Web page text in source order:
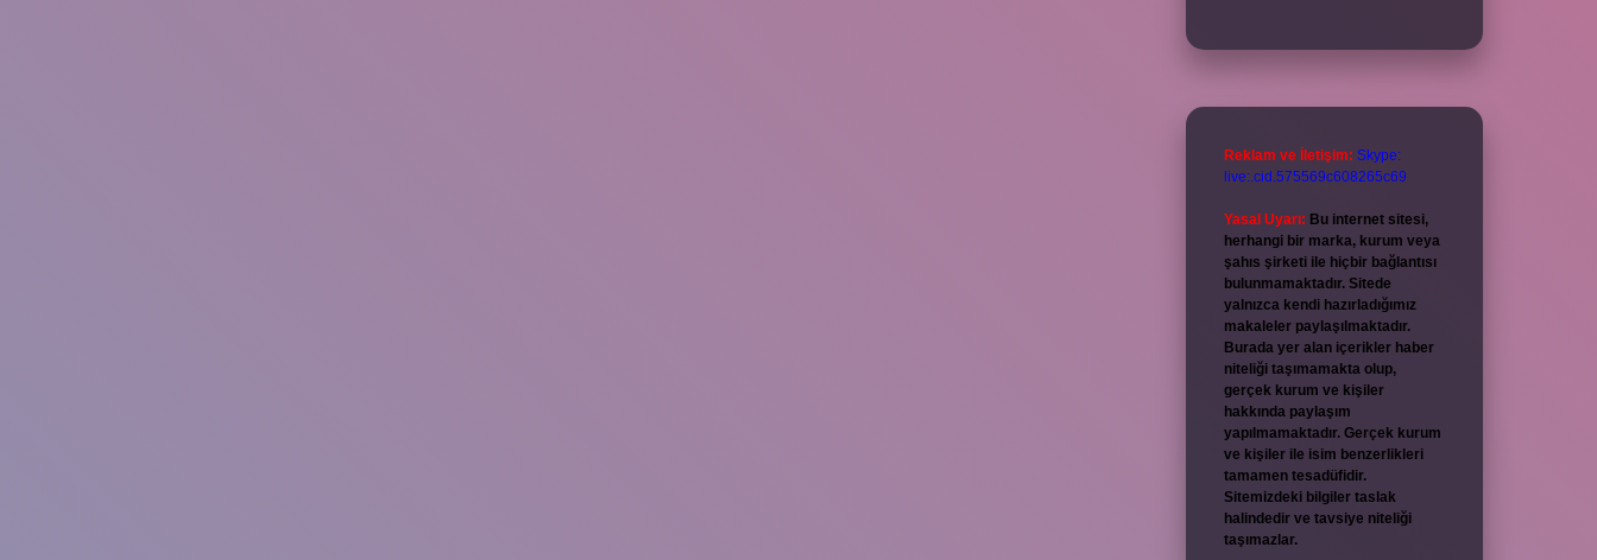
Reklam ve İletişim: Skype:
live:.cid.575569c608265c69
Yasal Uyarı: Bu internet sitesi,
herhangi bir marka, kurum veya
şahıs şirketi ile hiçbir bağlantısı
bulunmamaktadır. Sitede
yalnızca kendi hazırladığımız
makaleler paylaşılmaktadır.
Burada yer alan içerikler haber
niteliği taşımamakta olup,
gerçek kurum ve kişiler
hakkında paylaşım
yapılmamaktadır. Gerçek kurum
ve kişiler ile isim benzerlikleri
tamamen tesadüfidir.
Sitemizdeki bilgiler taslak
halindedir ve tavsiye niteliği
taşımazlar.